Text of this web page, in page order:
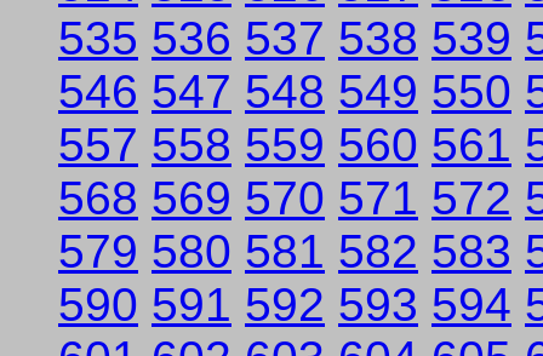
535 536 537 538 539
546 547 548 549 550
557 558 559 560 561
568 569 570 571 572
579 580 581 582 583
590 591 592 593 594